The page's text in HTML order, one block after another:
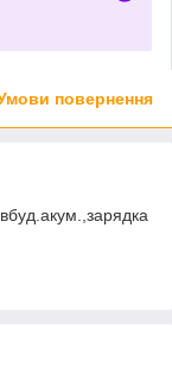
повернення